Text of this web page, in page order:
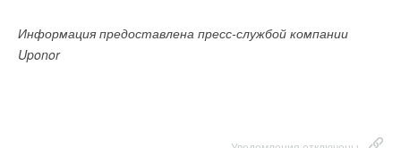
Информация предоставлена пресс-службой компании
Uponor